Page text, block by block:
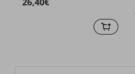
intense super arc-en-ciel